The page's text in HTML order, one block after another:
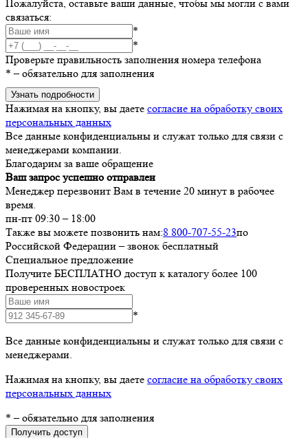
Пожалуйста, оставьте ваши данные, чтобы мы могли с вами
связаться:
*
*
Проверьте правильность заполнения номера телефона
* – обязательно для заполнения
Узнать подробности
Нажимая на кнопку, вы даете согласие на обработку своих
персональных данных
Все данные конфиденциальны и служат только для связи с
менеджерами компании.
Благодарим за ваше обращение
Ваш запрос успешно отправлен
Менеджер перезвонит Вам в течение 20 минут в рабочее
время.
пн-пт 09:30 – 18:00
Также вы можете позвонить нам:8 800-707-55-23по
Российской Федерации – звонок бесплатный
Специальное предложение
Получите БЕСПЛАТНО доступ к каталогу более 100
проверенных новостроек
*
Все данные конфиденциальны и служат только для связи с
менеджерами.
Нажимая на кнопку, вы даете согласие на обработку своих
персональных данных
* – обязательно для заполнения
Получить доступ